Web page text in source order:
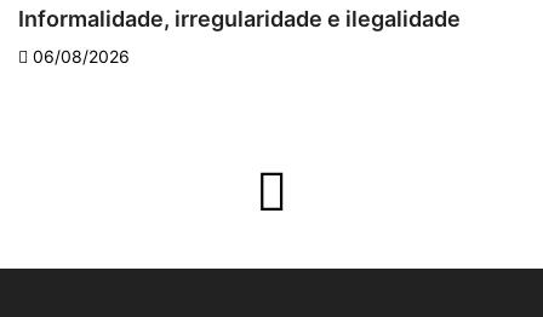
Informalidade, irregularidade e ilegalidade
06/08/2026